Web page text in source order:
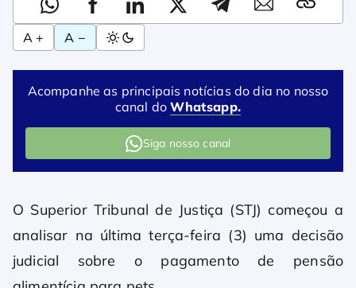
A + A −
Acompanhe as principais notícias do dia no nosso
canal doWhatsapp.
Siga nosso canal
O Superior Tribunal de Justiça (STJ) começou a
analisar na última terça-feira (3) uma decisão
judicial sobre o pagamento de pensão